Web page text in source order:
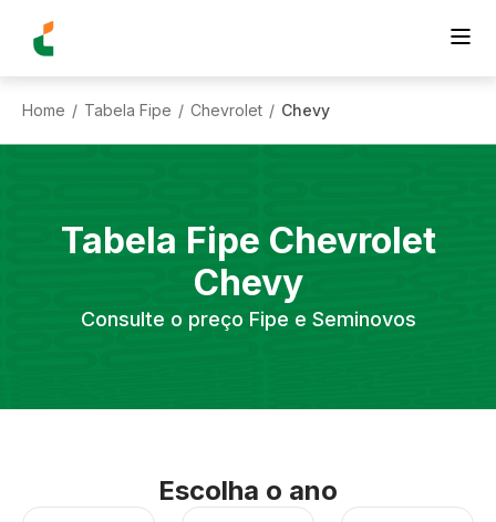
Home / Tabela Fipe / Chevrolet / Chevy
Tabela Fipe Chevrolet
Chevy
Consulte o preço Fipe e Seminovos
Escolha o ano